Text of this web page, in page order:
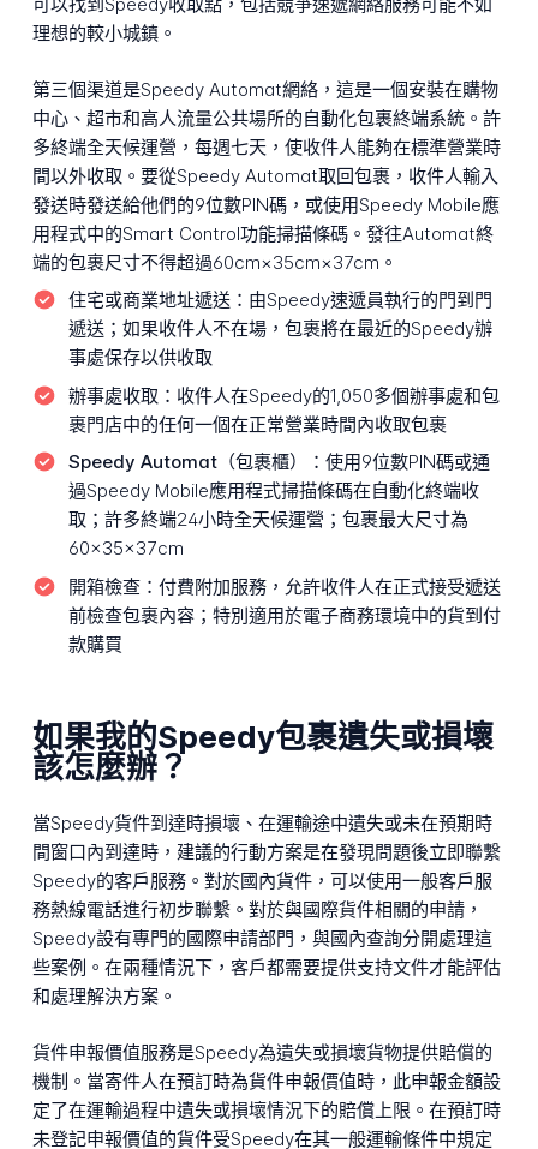
理想的較小城鎮。
第三個渠道是Speedy Automat網絡，這是一個安裝在購物
中心、超市和高人流量公共場所的自動化包裹終端系統。許
多終端全天候運營，每週七天，使收件人能夠在標準營業時
間以外收取。要從Speedy Automat取回包裹，收件人輸入
發送時發送給他們的9位數PIN碼，或使用Speedy Mobile應
用程式中的Smart Control功能掃描條碼。發往Automat終
端的包裹尺寸不得超過60cm×35cm×37cm。
住宅或商業地址遞送： 由Speedy速遞員執行的門到門
遞送；如果收件人不在場，包裹將在最近的Speedy辦
事處保存以供收取
辦事處收取： 收件人在Speedy的1,050多個辦事處和包
裹門店中的任何一個在正常營業時間內收取包裹
Speedy Automat（包裹櫃）： 使用9位數PIN碼或通
過Speedy Mobile應用程式掃描條碼在自動化終端收
取；許多終端24小時全天候運營；包裹最大尺寸為
60×35×37cm
開箱檢查： 付費附加服務，允許收件人在正式接受遞送
前檢查包裹內容；特別適用於電子商務環境中的貨到付
款購買
如果我的Speedy包裹遺失或損壞
該怎麼辦？
當Speedy貨件到達時損壞、在運輸途中遺失或未在預期時
間窗口內到達時，建議的行動方案是在發現問題後立即聯繫
Speedy的客戶服務。對於國內貨件，可以使用一般客戶服
務熱線電話進行初步聯繫。對於與國際貨件相關的申請，
Speedy設有專門的國際申請部門，與國內查詢分開處理這
些案例。在兩種情況下，客戶都需要提供支持文件才能評估
和處理解決方案。
貨件申報價值服務是Speedy為遺失或損壞貨物提供賠償的
機制。當寄件人在預訂時為貨件申報價值時，此申報金額設
定了在運輸過程中遺失或損壞情況下的賠償上限。在預訂時
未登記申報價值的貨件受Speedy在其一般運輸條件中規定